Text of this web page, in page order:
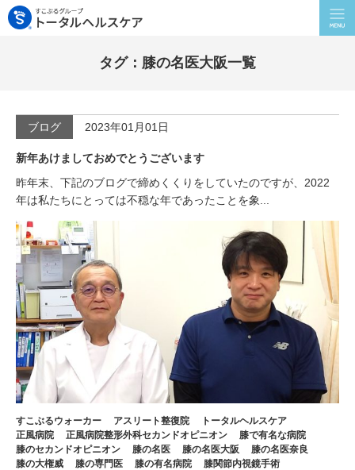
タグ：膝の名医大阪一覧
ブログ 2023年01月01日
新年あけましておめでとうございます
昨年末、下記のブログで締めくくりをしていたのですが、2022
年は私たちにとっては不穏な年であったことを象...
すこぶるウォーカー アスリート整復院
トータルヘルスケア
正風病院
正風病院整形外科セカンドオピニオン
膝で有名な病院
膝のセカンドオピニオン
膝の名医 膝の名医大阪
膝の名医奈良
膝の大権威
膝の専門医 膝の有名病院
膝関節内視鏡手術